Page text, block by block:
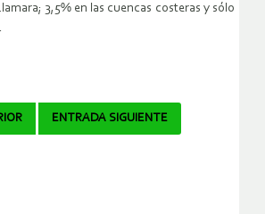
3,5% en las cuencas costeras y sólo
ENTRADA SIGUIENTE